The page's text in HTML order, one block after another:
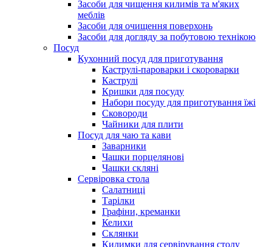
Засоби для чищення килимів та м'яких
меблів
Засоби для очищення поверхонь
Засоби для догляду за побутовою технікою
Посуд
Кухонний посуд для приготування
Каструлі-пароварки і скороварки
Каструлі
Кришки для посуду
Набори посуду для приготування їжі
Сковороди
Чайники для плити
Посуд для чаю та кави
Заварники
Чашки порцелянові
Чашки скляні
Сервіровка стола
Салатниці
Тарілки
Графіни, креманки
Келихи
Склянки
Килимки для сервірування столу